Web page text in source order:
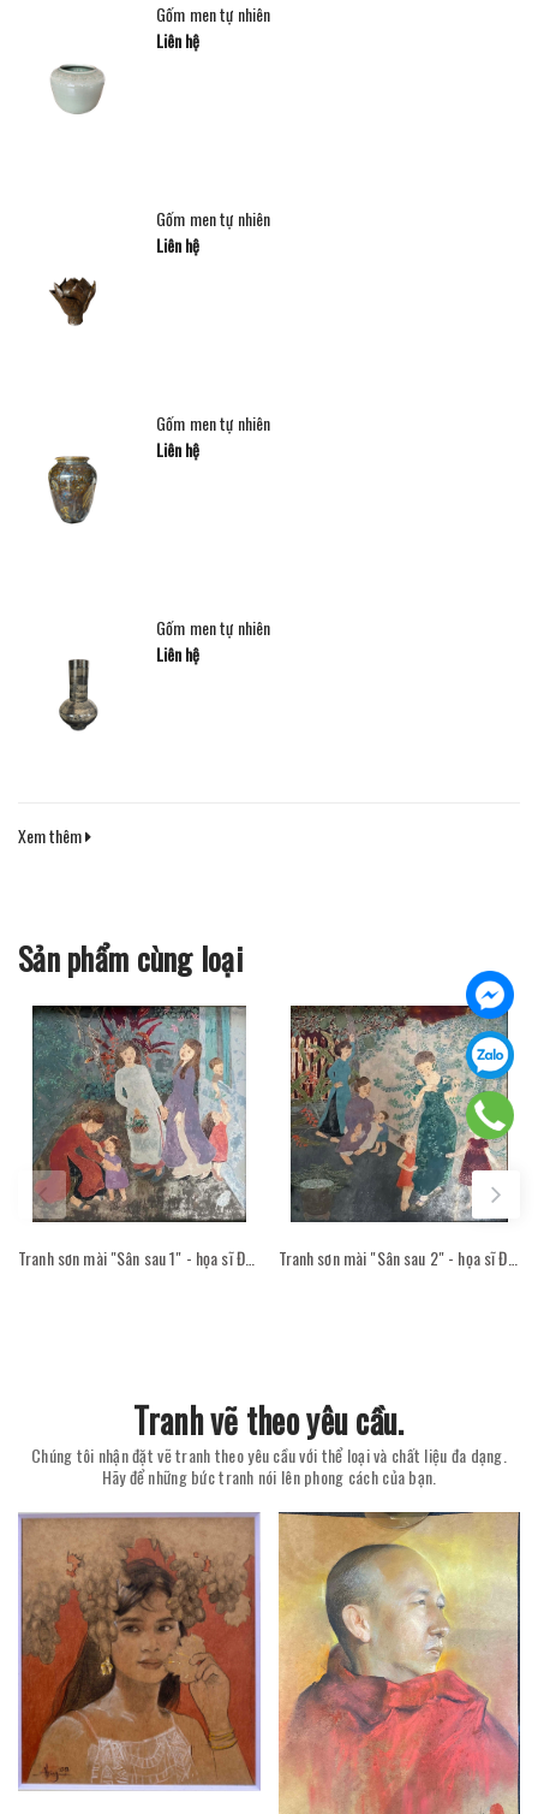
Gốm men tự nhiên
Liên hệ
Gốm men tự nhiên
Liên hệ
Gốm men tự nhiên
Liên hệ
Gốm men tự nhiên
Liên hệ
Xem thêm
Sản phẩm cùng loại
Tranh vẽ theo yêu cầu.
Chúng tôi nhận đặt vẽ tranh theo yêu cầu với thể loại và chất liệu đa dạng.
Hãy để những bức tranh nói lên phong cách của bạn.